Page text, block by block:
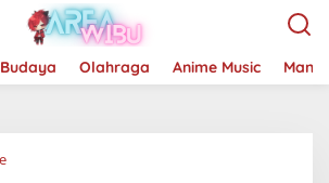
Budaya Olahraga Anime Music
Studio